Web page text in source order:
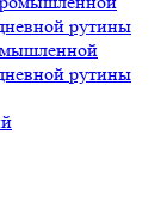
рутины